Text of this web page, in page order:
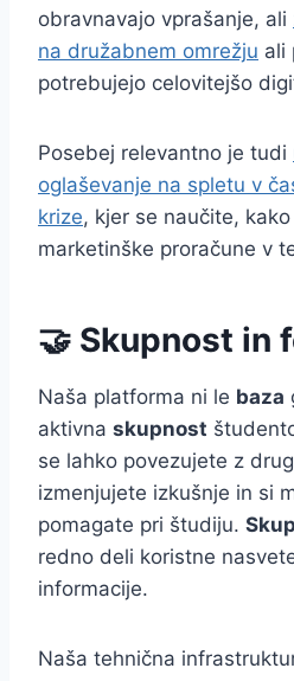
obravnavajo vprašanje, ali
na družabnem omrežju ali
potrebujejo celovitejšo
Posebej relevantno je tudi
oglaševanje na spletu v
krize, kjer se naučite,
marketinške proračune v
🤝 Skupnost in
Naša platforma ni le baza
aktivna skupnost
se lahko povezujete z
izmenjujete izkušnje in si
pomagate pri študiju.
redno deli koristne
informacije.
Naša tehnična